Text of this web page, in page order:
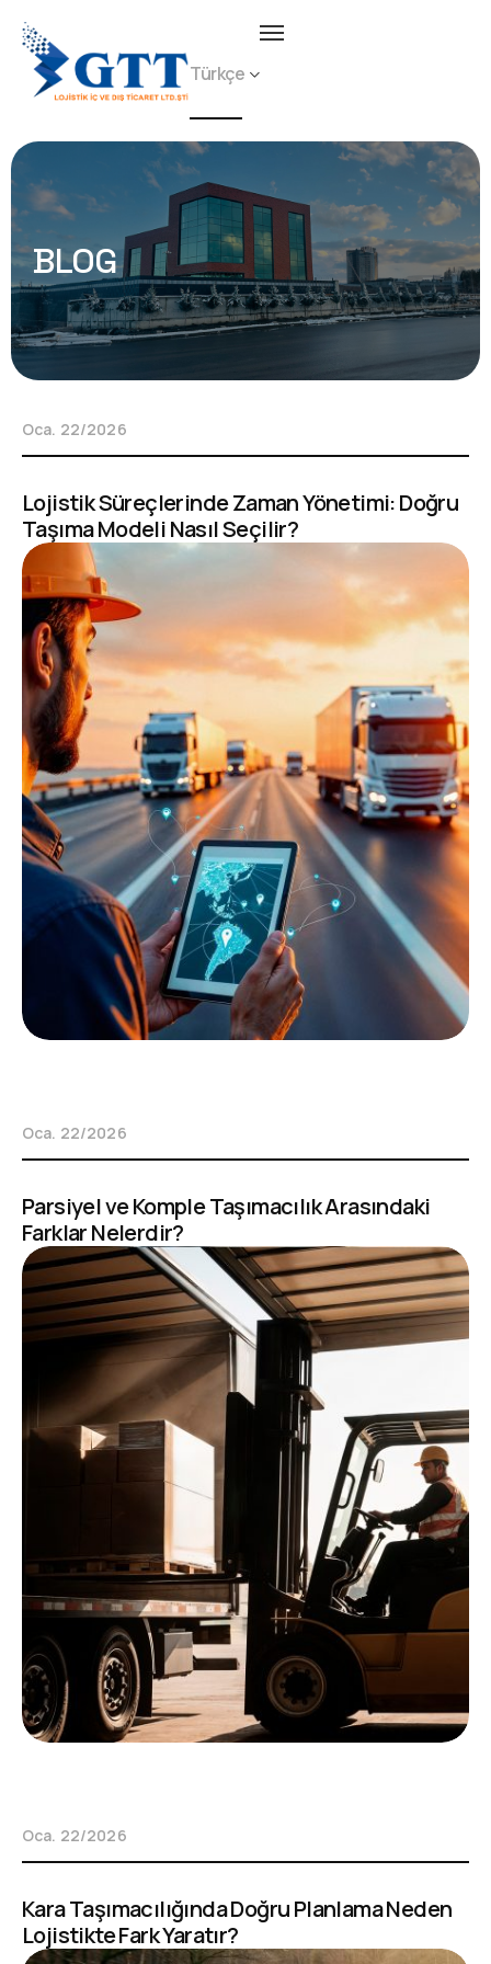
Türkçe
BLOG
Oca. 22/2026
Lojistik Süreçlerinde Zaman Yönetimi: Doğru
Taşıma Modeli Nasıl Seçilir?
Oca. 22/2026
Parsiyel ve Komple Taşımacılık Arasındaki
Farklar Nelerdir?
Oca. 22/2026
Kara Taşımacılığında Doğru Planlama Neden
Lojistikte Fark Yaratır?